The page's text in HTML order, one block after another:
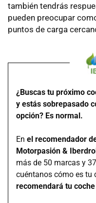
también tendrás
pueden preocupar
puntos de carga
¿Buscas tu próximo
y estás sobrepasado
opción? Es normal.
En el recomendador
Motorpasión &
más de 50 marcas y
cuéntanos cómo es tu
recomendará tu